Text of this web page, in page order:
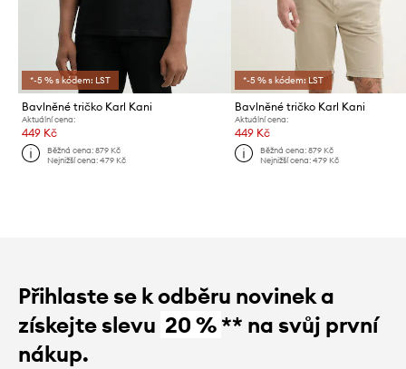
*-5 % s kódem: LST
Bavlněné tričko Karl Kani
Aktuální cena:
449 Kč
Běžná cena:879 Kč
Nejnižší cena:479 Kč
*-5 % s kódem: LST
Bavlněné tričko Karl Kani
Aktuální cena:
449 Kč
Běžná cena: 879 Kč
Nejnižší cena: 479 Kč
Přihlaste se k odběru novinek a
získejte slevu 20 %** na svůj první
nákup.